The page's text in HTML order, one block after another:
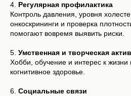
4. Регулярная профилактика
Контроль давления, уровня
онкоскрининги и проверка
помогают вовремя выявить риски.
5. Умственная и творческая
Хобби, обучение и интерес к
когнитивное здоровье.
6. Социальные связи